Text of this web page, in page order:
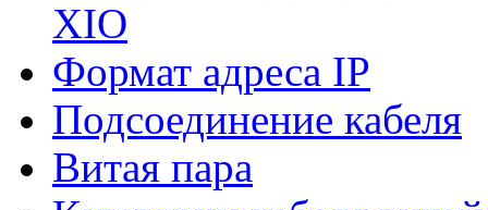
XIО
Формат адреса IP
Подсоединение кабеля
Витая пара